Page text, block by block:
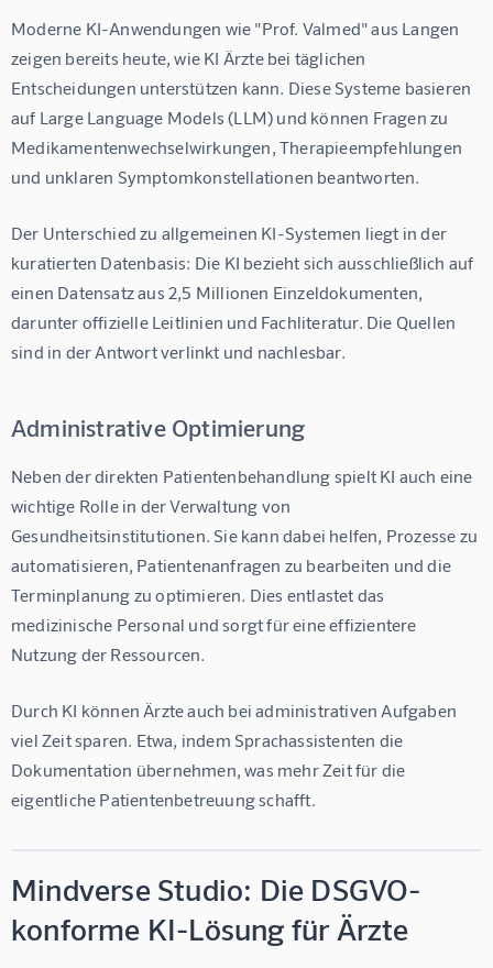
Moderne KI-Anwendungen wie "Prof. Valmed" aus Langen
zeigen bereits heute, wie KI Ärzte bei täglichen
Entscheidungen unterstützen kann. Diese Systeme basieren
auf Large Language Models (LLM) und können Fragen zu
Medikamentenwechselwirkungen, Therapieempfehlungen
und unklaren Symptomkonstellationen beantworten.
Der Unterschied zu allgemeinen KI-Systemen liegt in der
kuratierten Datenbasis: Die KI bezieht sich ausschließlich auf
einen Datensatz aus 2,5 Millionen Einzeldokumenten,
darunter offizielle Leitlinien und Fachliteratur. Die Quellen
sind in der Antwort verlinkt und nachlesbar.
Administrative Optimierung
Neben der direkten Patientenbehandlung spielt KI auch eine
wichtige Rolle in der Verwaltung von
Gesundheitsinstitutionen. Sie kann dabei helfen, Prozesse zu
automatisieren, Patientenanfragen zu bearbeiten und die
Terminplanung zu optimieren. Dies entlastet das
medizinische Personal und sorgt für eine effizientere
Nutzung der Ressourcen.
Durch KI können Ärzte auch bei administrativen Aufgaben
viel Zeit sparen. Etwa, indem Sprachassistenten die
Dokumentation übernehmen, was mehr Zeit für die
eigentliche Patientenbetreuung schafft.
Mindverse Studio: Die DSGVO-
konforme KI-Lösung für Ärzte